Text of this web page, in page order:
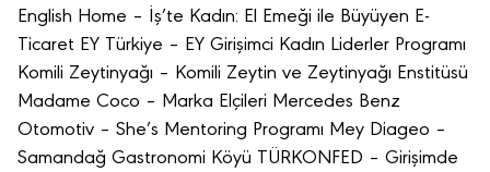
English Home – İş’te Kadın: El Emeği ile Büyüyen E-
Ticaret EY Türkiye – EY Girişimci Kadın Liderler Programı
Komili Zeytinyağı – Komili Zeytin ve Zeytinyağı Enstitüsü
Madame Coco – Marka Elçileri Mercedes Benz
Otomotiv – She’s Mentoring Programı Mey Diageo –
Samandağ Gastronomi Köyü TÜRKONFED – Girişimde